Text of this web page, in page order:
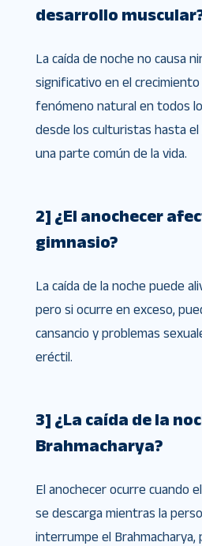
desarrollo
La caída de noche no causa
significativo en el crecimiento
fenómeno natural en todos
desde los culturistas hasta el
una parte común de la vida.
2] ¿El anochecer
gimnasio?
La caída de la noche puede
pero si ocurre en exceso,
cansancio y problemas
eréctil.
3] ¿La caída de la
Brahmacharya?
El anochecer ocurre cuando
se descarga mientras la
interrumpe el Brahmacharya,